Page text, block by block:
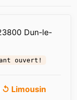
Dun-le-
ouvert!
↺ Limousin